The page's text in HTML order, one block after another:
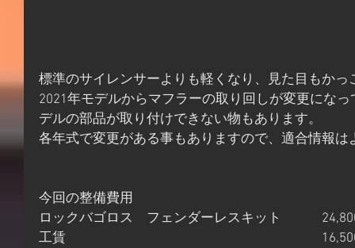
標準のサイレンサーよりも軽くなり、見た目もかっ
2021年モデルからマフラーの取り回しが変更にな
デルの部品が取り付けできない物もあります。
各年式で変更がある事もありますので、適合情報は
今回の整備費用
ロックバゴロス　フェンダーレスキット　　　
工賃　　　　　　　　　　　　　　　　　　　